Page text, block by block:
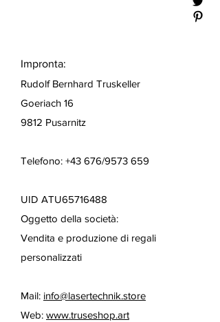
Impronta:
Rudolf Bernhard Truskeller
Goeriach 16
9812 Pusarnitz
Telefono: +43 676/9573 659
UID ATU65716488
Oggetto della società:
Vendita e produzione di regali
personalizzati
Mail: info@lasertechnik.store
Web: www.truseshop.art